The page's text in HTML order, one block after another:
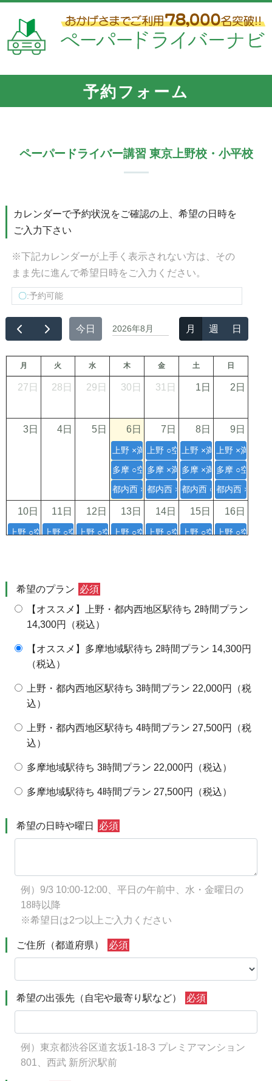
予約フォーム
ペーパードライバー講習 東京上野校・小平校
カレンダーで予約状況をご確認の上、希望の日時を
ご入力下さい
※下記カレンダーが上手く表示されない方は、その
まま先に進んで希望日時をご入力ください。
〇:予約可能
今日 2026年8月 月 週 日
月 火 水 木 金 土 日
27日 28日 29日 30日 31日 1日 2日
3日 4日 5日 6日
上野 ×満員
多摩 ○空き 17:30（JR新小平駅 / 西武小
都内西 ×満員
7日
上野 ○空き 13:00（JR上野駅 /
多摩 ×満員
都内西 ×満員
8日
上野 ×満員
多摩 ×満員
都内西 ○空き 16:30（
9日
上野 ×満員
多摩 ○空き
都内西 ×満員
10日
上野 ○空き 16:30（錦糸町不可）
11日
上野 ○空き 09:00 / 10:00 / 13:00 / 16:00
都内西 ○空き 10:00 / 13:00 / 16:00
12日
上野 ○空き 09:00 / 10:00（2時間プランのみ） /
13日
上野 ○空き 13:00 / 16:00
14日
上野 ○空き 09:00 / 10:00 /
15日
上野 ○空き 09:00 /
16日
上野 ○空き
17日
多摩 ×満員
18日
多摩 ○空き 11:00 / 14:00 / 16:30
19日
多摩 ○空き 14:00 / 16:30
20日
多摩 ○空き 11:00 / 14:00 / 16:30
21日
多摩 ×満員
22日
多摩 ○空き 11:00 /
23日
多摩 ○空き
24日
多摩 ×満員
25日
多摩 ○空き 11:00 / 14:00 / 16:30
26日
多摩 ○空き 11:00 / 14:00 / 16:30
27日
多摩 ×満員
28日
多摩 ×満員
29日
多摩 ○空き 11:00 /
30日
多摩 ○空き
上野 ○空き 09:00 / 10:00 / 13:00 / 16:00
多摩 ○空き 11:00 / 14:00 / 16:30
都内西 ○空き 10:00 / 13:00 / 16:00
上野 ○空き 09:00 / 10:00 / 13:00 / 16:00
都内西 ×満員
上野 ○空き 09:00 / 10:00 / 13:00 / 16:00
多摩 ○空き 11:00 / 14:00 / 16:30
都内西 ○空き 10:00 / 13:00 / 16:00
上野 ○空き 09:00 / 10:00 / 13:00 / 14:00
多摩 ○空き 11:00 / 14:00 / 16:30
都内西 ○空き 14:00（5時間プランまで）
上野 ○空き 09:00 / 10:00 /
都内西 ×満員
上野 ○空き 09:00 /
都内西 ○空き 10:00 /
上野 ○空き
都内西 ○空き
希望のプラン 必須
【オススメ】上野・都内西地区駅待ち 2時間プラン
14,300円（税込）
【オススメ】多摩地域駅待ち 2時間プラン 14,300円
（税込）
上野・都内西地区駅待ち 3時間プラン 22,000円（税
込）
上野・都内西地区駅待ち 4時間プラン 27,500円（税
込）
多摩地域駅待ち 3時間プラン 22,000円（税込）
多摩地域駅待ち 4時間プラン 27,500円（税込）
希望の日時や曜日 必須
例）9/3 10:00-12:00、平日の午前中、水・金曜日の
18時以降
※希望日は2つ以上ご入力ください
ご住所（都道府県） 必須
希望の出張先（自宅や最寄り駅など） 必須
例）東京都渋谷区道玄坂1-18-3 プレミアマンション
801、西武 新所沢駅前